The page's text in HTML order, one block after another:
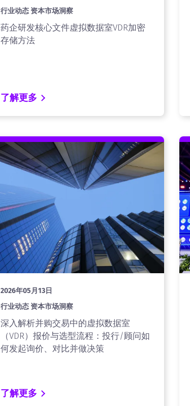
行业动态 资本市场洞察
药企研发核心文件虚拟数据室VDR加密
存储方法
了解更多
2026年05月13日
行业动态 资本市场洞察
深入解析并购交易中的虚拟数据室
（VDR）报价与选型流程：投行/顾问如
何发起询价、对比并做决策
了解更多